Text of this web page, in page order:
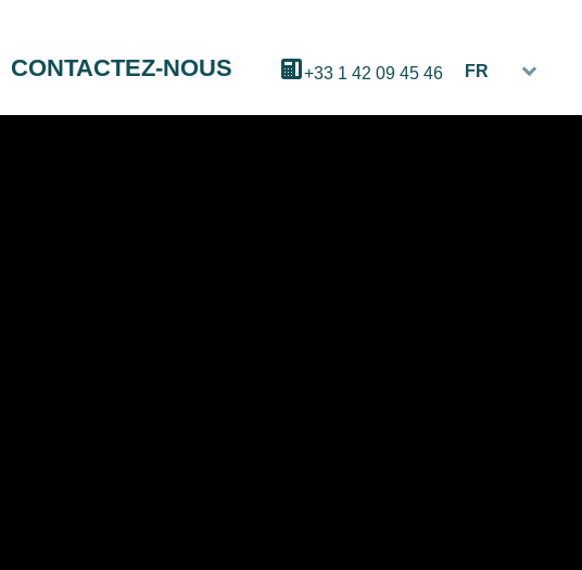
CONTACTEZ-NOUS +33 1 42 09 45 46 FR